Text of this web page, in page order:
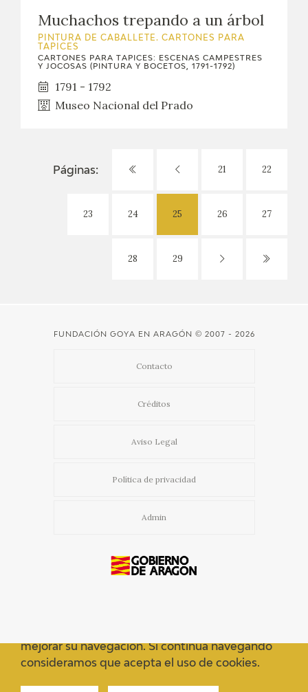
Muchachos trepando a un árbol
PINTURA DE CABALLETE. CARTONES PARA
TAPICES
CARTONES PARA TAPICES: ESCENAS CAMPESTRES
Y JOCOSAS (PINTURA Y BOCETOS, 1791-1792)
1791 - 1792
Museo Nacional del Prado
Páginas: 21 22
23 24 25 26 27
28 29
FUNDACIÓN GOYA EN ARAGÓN © 2007 - 2026
Contacto
Créditos
Aviso Legal
Política de privacidad
Admin
mejorar su navegación. Si continua navegando
consideramos que acepta el uso de cookies.